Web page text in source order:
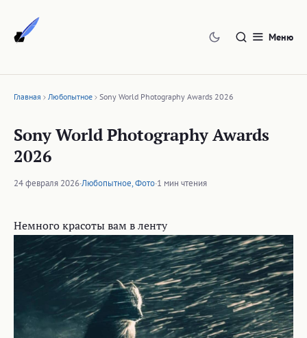
содержимому
Меню
Главная Любопытное Sony World Photography Awards 2026
Sony World Photography Awards
2026
24 февраля 2026·Любопытное,Фото·1 мин чтения
Немного красоты вам в ленту